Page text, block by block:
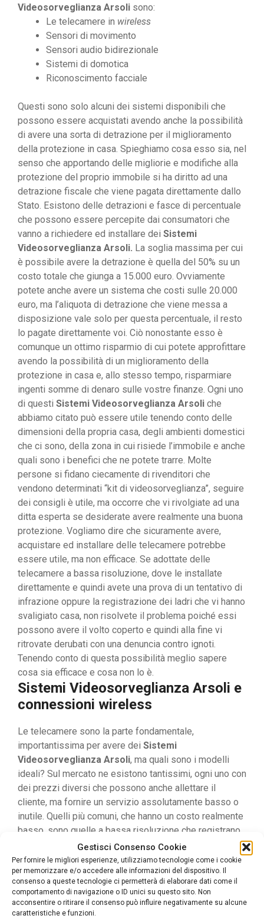
Gestisci Consenso Cookie
Per fornire le migliori esperienze, utilizziamo tecnologie come i cookie
per memorizzare e/o accedere alle informazioni del dispositivo. Il
consenso a queste tecnologie ci permetterà di elaborare dati come il
comportamento di navigazione o ID unici su questo sito. Non
acconsentire o ritirare il consenso può influire negativamente su alcune
caratteristiche e funzioni.
Videosorveglianza Arsoli sono:
Le telecamere in wireless
Sensori di movimento
Sensori audio bidirezionale
Sistemi di domotica
Riconoscimento facciale
Questi sono solo alcuni dei sistemi disponibili che
possono essere acquistati avendo anche la possibilità
di avere una sorta di detrazione per il miglioramento
della protezione in casa. Spieghiamo cosa esso sia, nel
senso che apportando delle migliorie e modifiche alla
protezione del proprio immobile si ha diritto ad una
detrazione fiscale che viene pagata direttamente dallo
Stato. Esistono delle detrazioni e fasce di percentuale
che possono essere percepite dai consumatori che
vanno a richiedere ed installare dei Sistemi
Videosorveglianza Arsoli. La soglia massima per cui
è possibile avere la detrazione è quella del 50% su un
costo totale che giunga a 15.000 euro. Ovviamente
potete anche avere un sistema che costi sulle 20.000
euro, ma l’aliquota di detrazione che viene messa a
disposizione vale solo per questa percentuale, il resto
lo pagate direttamente voi. Ciò nonostante esso è
comunque un ottimo risparmio di cui potete approfittare
avendo la possibilità di un miglioramento della
protezione in casa e, allo stesso tempo, risparmiare
ingenti somme di denaro sulle vostre finanze. Ogni uno
di questi Sistemi Videosorveglianza Arsoli che
abbiamo citato può essere utile tenendo conto delle
dimensioni della propria casa, degli ambienti domestici
che ci sono, della zona in cui risiede l’immobile e anche
quali sono i benefici che ne potete trarre. Molte
persone si fidano ciecamente di rivenditori che
vendono determinati “kit di videosorveglianza”, seguire
dei consigli è utile, ma occorre che vi rivolgiate ad una
ditta esperta se desiderate avere realmente una buona
protezione. Vogliamo dire che sicuramente avere,
acquistare ed installare delle telecamere potrebbe
essere utile, ma non efficace. Se adottate delle
telecamere a bassa risoluzione, dove le installate
direttamente e quindi avete una prova di un tentativo di
infrazione oppure la registrazione dei ladri che vi hanno
svaligiato casa, non risolvete il problema poiché essi
possono avere il volto coperto e quindi alla fine vi
ritrovate derubati con una denuncia contro ignoti.
Tenendo conto di questa possibilità meglio sapere
cosa sia efficace e cosa non lo è.
Sistemi Videosorveglianza Arsoli e
connessioni wireless
Le telecamere sono la parte fondamentale,
importantissima per avere dei Sistemi
Videosorveglianza Arsoli, ma quali sono i modelli
ideali? Sul mercato ne esistono tantissimi, ogni uno con
dei prezzi diversi che possono anche allettare il
cliente, ma fornire un servizio assolutamente basso o
inutile. Quelli più comuni, che hanno un costo realmente
basso, sono quelle a bassa risoluzione che registrano
H24 ma solo a fotogrammi ogni “tot” di secondi. Esse
possono essere utili per ambienti che non si usano
molto, come le cantine, il garage oppure altri ambienti
che non contengono oggetti preziosi. In fondo sono
utili per chiunque voglia sentirsi sicuro, ma che in realtà
non garantiscono una buona protezione. Il problema è